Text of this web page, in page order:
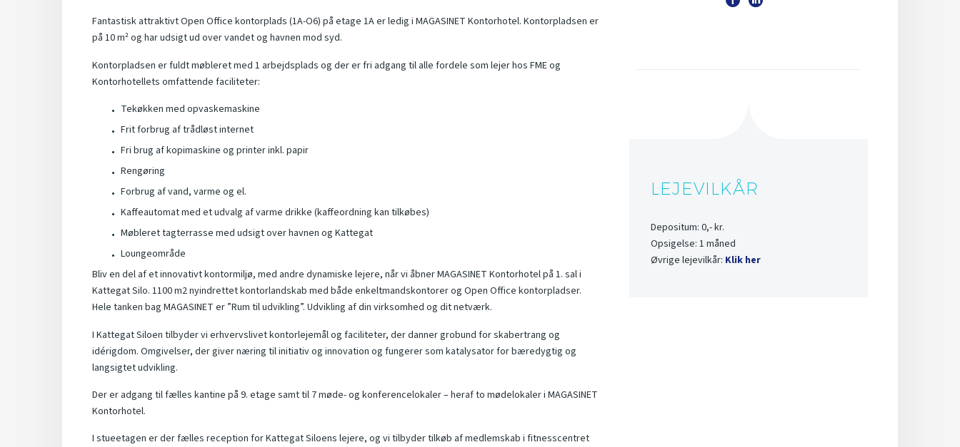
Fantastisk attraktivt Open Office kontorplads (1A-O6) på etage 1A er ledig i MAGASINET Kontorhotel. Kontorpladsen er
på 10 m² og har udsigt ud over vandet og havnen mod syd.
Kontorpladsen er fuldt møbleret med 1 arbejdsplads og der er fri adgang til alle fordele som lejer hos FME og
Kontorhotellets omfattende faciliteter:
Tekøkken med opvaskemaskine
Frit forbrug af trådløst internet
Fri brug af kopimaskine og printer inkl. papir
Rengøring
Forbrug af vand, varme og el.
Kaffeautomat med et udvalg af varme drikke (kaffeordning kan tilkøbes)
Møbleret tagterrasse med udsigt over havnen og Kattegat
Loungeområde
Bliv en del af et innovativt kontormiljø, med andre dynamiske lejere, når vi åbner MAGASINET Kontorhotel på 1. sal i
Kattegat Silo. 1100 m2 nyindrettet kontorlandskab med både enkeltmandskontorer og Open Office kontorpladser.
Hele tanken bag MAGASINET er ”Rum til udvikling”. Udvikling af din virksomhed og dit netværk.
I Kattegat Siloen tilbyder vi erhvervslivet kontorlejemål og faciliteter, der danner grobund for skabertrang og
idérigdom. Omgivelser, der giver næring til initiativ og innovation og fungerer som katalysator for bæredygtig og
langsigtet udvikling.
Der er adgang til fælles kantine på 9. etage samt til 7 møde- og konferencelokaler – heraf to mødelokaler i MAGASINET
Kontorhotel.
I stueetagen er der fælles reception for Kattegat Siloens lejere, og vi tilbyder tilkøb af medlemskab i fitnesscentret
LEJEVILKÅR
Depositum: 0,- kr.
Opsigelse: 1 måned
Øvrige lejevilkår: Klik her